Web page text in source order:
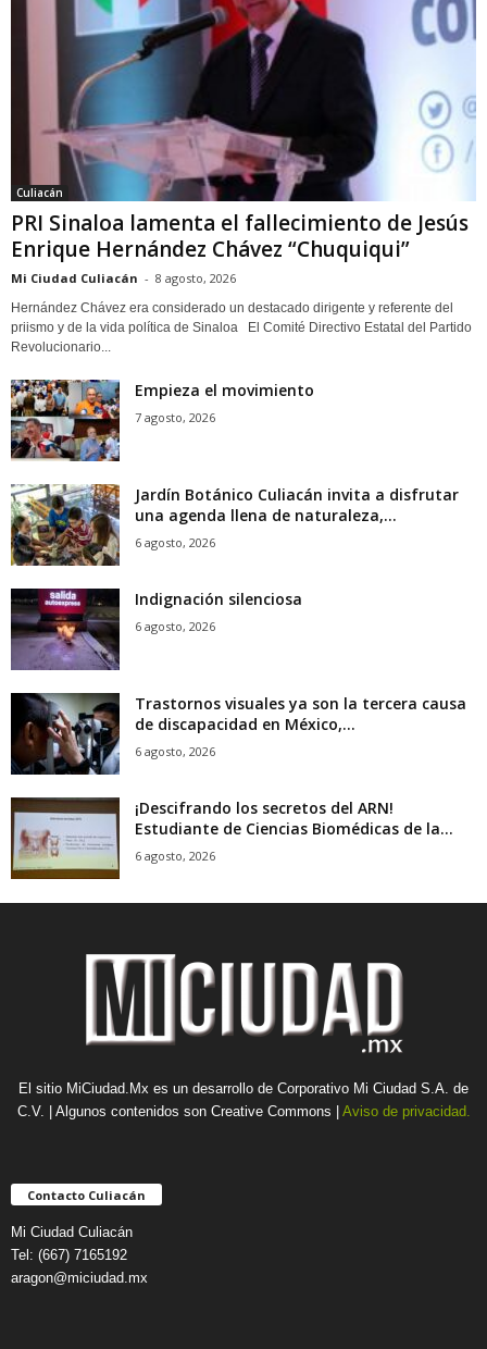
Culiacán
PRI Sinaloa lamenta el fallecimiento de Jesús
Enrique Hernández Chávez “Chuquiqui”
Mi Ciudad Culiacán - 8 agosto, 2026
Hernández Chávez era considerado un destacado dirigente y referente del
priismo y de la vida política de Sinaloa El Comité Directivo Estatal del Partido
Revolucionario...
Empieza el movimiento
7 agosto, 2026
Jardín Botánico Culiacán invita a disfrutar
una agenda llena de naturaleza,...
6 agosto, 2026
Indignación silenciosa
6 agosto, 2026
Trastornos visuales ya son la tercera causa
de discapacidad en México,...
6 agosto, 2026
¡Descifrando los secretos del ARN!
Estudiante de Ciencias Biomédicas de la...
6 agosto, 2026
El sitio MiCiudad.Mx es un desarrollo de Corporativo Mi Ciudad S.A. de
C.V. | Algunos contenidos son Creative Commons | Aviso de privacidad.
Contacto Culiacán
Mi Ciudad Culiacán
Tel: (667) 7165192
aragon@miciudad.mx